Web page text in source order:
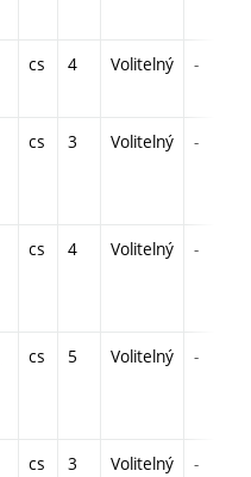
cs 4 Volitelný -
cs 3 Volitelný -
cs 4 Volitelný -
cs 5 Volitelný -
cs 3 Volitelný -